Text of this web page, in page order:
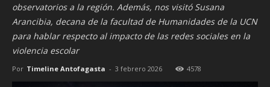
observatorios a la región. Además, nos visitó Susana
Arancibia, decana de la facultad de Humanidades de la UCN
para hablar respecto al impacto de las redes sociales en la
violencia escolar
Por Timeline Antofagasta - 3 febrero 2026 4578